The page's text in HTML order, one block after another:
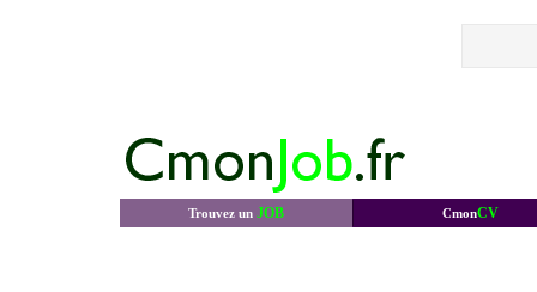
Trouvez un JOB CmonCV